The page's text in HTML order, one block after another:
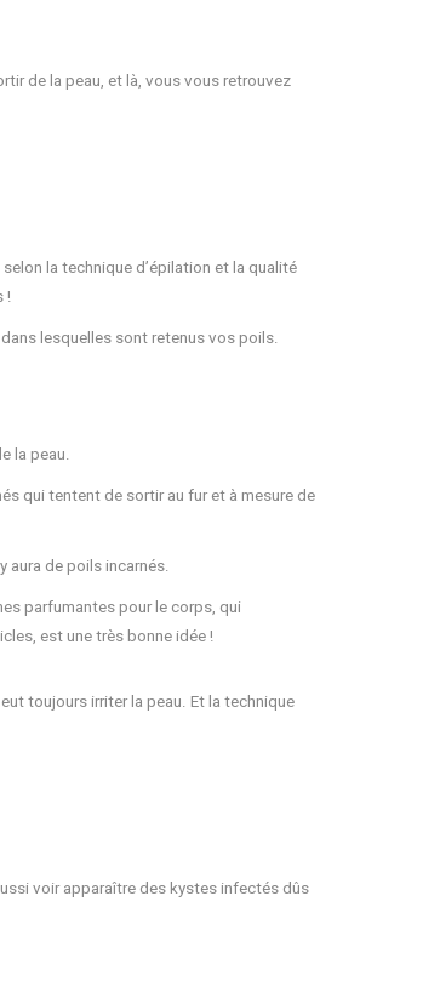
de la peau, et là, vous vous retrouvez
la technique d’épilation et la qualité
!
lesquelles sont retenus vos poils.
la peau.
qui tentent de sortir au fur et à mesure de
aura de poils incarnés.
parfumantes pour le corps, qui
est une très bonne idée !
toujours irriter la peau. Et la technique
voir apparaître des kystes infectés dûs